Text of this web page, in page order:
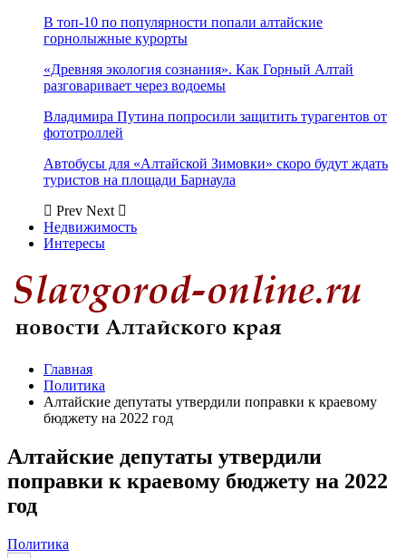
В топ-10 по популярности попали алтайские
горнолыжные курорты
«Древняя экология сознания». Как Горный Алтай
разговаривает через водоемы
Владимира Путина попросили защитить турагентов от
фототроллей
Автобусы для «Алтайской Зимовки» скоро будут ждать
туристов на площади Барнаула
Prev Next
Недвижимость
Интересы
Главная
Политика
Алтайские депутаты утвердили поправки к краевому
бюджету на 2022 год
Алтайские депутаты утвердили
поправки к краевому бюджету на 2022
год
Политика